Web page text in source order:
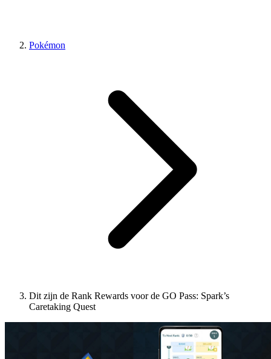
Pokémon
Dit zijn de Rank Rewards voor de GO Pass: Spark’s
Caretaking Quest